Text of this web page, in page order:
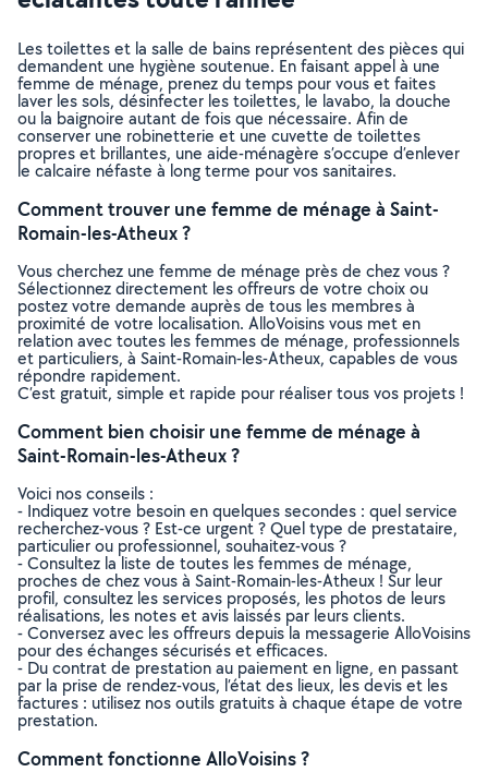
Les toilettes et la salle de bains représentent des pièces qui
demandent une hygiène soutenue. En faisant appel à une
femme de ménage, prenez du temps pour vous et faites
laver les sols, désinfecter les toilettes, le lavabo, la douche
ou la baignoire autant de fois que nécessaire. Afin de
conserver une robinetterie et une cuvette de toilettes
propres et brillantes, une aide-ménagère s’occupe d’enlever
le calcaire néfaste à long terme pour vos sanitaires.
Comment trouver une femme de ménage à Saint-
Romain-les-Atheux ?
Vous cherchez une femme de ménage près de chez vous ?
Sélectionnez directement les offreurs de votre choix ou
postez votre demande auprès de tous les membres à
proximité de votre localisation. AlloVoisins vous met en
relation avec toutes les femmes de ménage, professionnels
et particuliers, à Saint-Romain-les-Atheux, capables de vous
répondre rapidement.
C’est gratuit, simple et rapide pour réaliser tous vos projets !
Comment bien choisir une femme de ménage à
Saint-Romain-les-Atheux ?
Voici nos conseils :
- Indiquez votre besoin en quelques secondes : quel service
recherchez-vous ? Est-ce urgent ? Quel type de prestataire,
particulier ou professionnel, souhaitez-vous ?
- Consultez la liste de toutes les femmes de ménage,
proches de chez vous à Saint-Romain-les-Atheux ! Sur leur
profil, consultez les services proposés, les photos de leurs
réalisations, les notes et avis laissés par leurs clients.
- Conversez avec les offreurs depuis la messagerie AlloVoisins
pour des échanges sécurisés et efficaces.
- Du contrat de prestation au paiement en ligne, en passant
par la prise de rendez-vous, l’état des lieux, les devis et les
factures : utilisez nos outils gratuits à chaque étape de votre
prestation.
Comment fonctionne AlloVoisins ?